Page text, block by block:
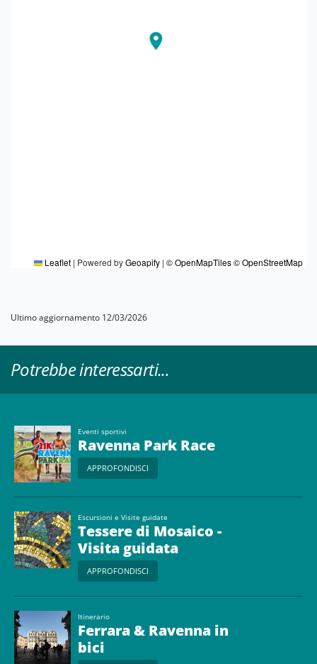
Leaflet | Powered byGeoapify | © OpenMapTiles© OpenStreetMap
Ultimo aggiornamento 12/03/2026
Potrebbe interessarti...
Eventi sportivi
Ravenna Park Race
APPROFONDISCI
Escursioni e Visite guidate
Tessere di Mosaico -
Visita guidata
APPROFONDISCI
Itinerario
Ferrara & Ravenna in
bici